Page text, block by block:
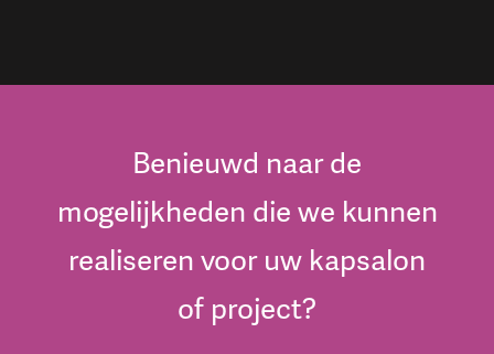
Benieuwd naar de
mogelijkheden die we kunnen
realiseren voor uw kapsalon
of project?